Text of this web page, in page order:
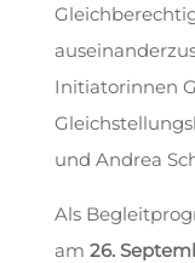
Initiatorinnen
und Andrea
Als
am 26.